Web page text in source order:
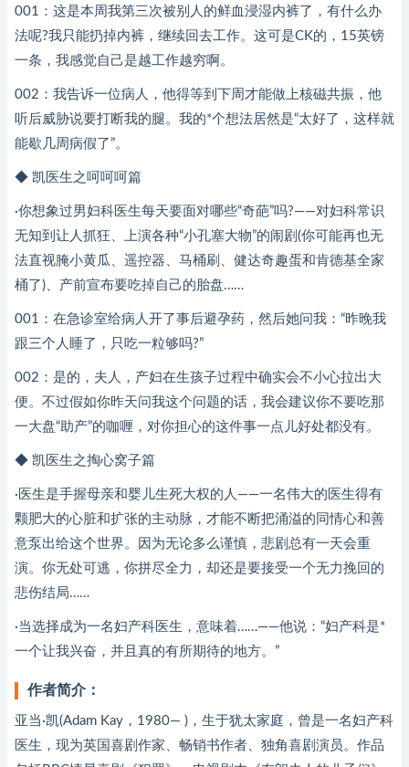
001：这是本周我第三次被别人的鲜血浸湿内裤了，有什么办
法呢?我只能扔掉内裤，继续回去工作。这可是CK的，15英镑
一条，我感觉自己是越工作越穷啊。
002：我告诉一位病人，他得等到下周才能做上核磁共振，他
听后威胁说要打断我的腿。我的*个想法居然是“太好了，这样就
能歇几周病假了”。
◆ 凯医生之呵呵呵篇
·你想象过男妇科医生每天要面对哪些“奇葩”吗?——对妇科常识
无知到让人抓狂、上演各种“小孔塞大物”的闹剧(你可能再也无
法直视腌小黄瓜、遥控器、马桶刷、健达奇趣蛋和肯德基全家
桶了)、产前宣布要吃掉自己的胎盘……
001：在急诊室给病人开了事后避孕药，然后她问我：“昨晚我
跟三个人睡了，只吃一粒够吗?”
002：是的，夫人，产妇在生孩子过程中确实会不小心拉出大
便。不过假如你昨天问我这个问题的话，我会建议你不要吃那
一大盘“助产”的咖喱，对你担心的这件事一点儿好处都没有。
◆ 凯医生之掏心窝子篇
·医生是手握母亲和婴儿生死大权的人——一名伟大的医生得有
颗肥大的心脏和扩张的主动脉，才能不断把涌溢的同情心和善
意泵出给这个世界。因为无论多么谨慎，悲剧总有一天会重
演。你无处可逃，你拼尽全力，却还是要接受一个无力挽回的
悲伤结局……
·当选择成为一名妇产科医生，意味着……——他说：“妇产科是*
一个让我兴奋，并且真的有所期待的地方。”
作者简介：
亚当·凯(Adam Kay，1980— )，生于犹太家庭，曾是一名妇产科
医生，现为英国喜剧作家、畅销书作者、独角喜剧演员。作品